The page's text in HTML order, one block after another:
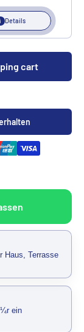
i Details
cart
Haus, Terrasse
ein